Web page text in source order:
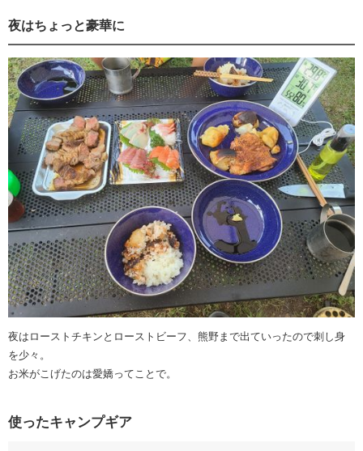
夜はちょっと豪華に
夜はローストチキンとローストビーフ、熊野まで出ていったので刺し身
を少々。
お米がこげたのは愛嬌ってことで。
使ったキャンプギア